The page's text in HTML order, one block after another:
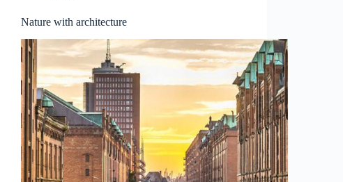
Nature with architecture